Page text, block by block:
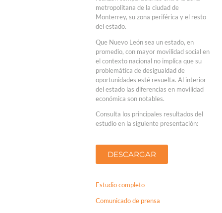
metropolitana de la ciudad de
Monterrey, su zona periférica y el resto
del estado.
Que Nuevo León sea un estado, en
promedio, con mayor movilidad social en
el contexto nacional no implica que su
problemática de desigualdad de
oportunidades esté resuelta. Al interior
del estado las diferencias en movilidad
económica son notables.
Consulta los principales resultados del
estudio en la siguiente presentación:
DESCARGAR
Estudio completo
Comunicado de prensa